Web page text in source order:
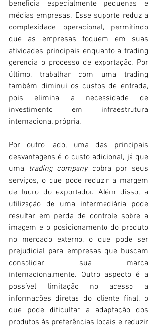
beneficia especialmente pequenas e
médias empresas. Esse suporte reduz a
complexidade operacional, permitindo
que as empresas foquem em suas
atividades principais enquanto a trading
gerencia o processo de exportação. Por
último, trabalhar com uma trading
também diminui os custos de entrada,
pois elimina a necessidade de
investimento em infraestrutura
internacional própria.
Por outro lado, uma das principais
desvantagens é o custo adicional, já que
uma
trading company cobra por seus
serviços, o que pode reduzir a margem
de lucro do exportador. Além disso, a
utilização de uma intermediária pode
resultar em perda de controle sobre a
imagem e o posicionamento do produto
no mercado externo, o que pode ser
prejudicial para empresas que buscam
consolidar sua marca
internacionalmente. Outro aspecto é a
possível limitação no acesso a
informações diretas do cliente final, o
que pode dificultar a adaptação dos
produtos às preferências locais e reduzir